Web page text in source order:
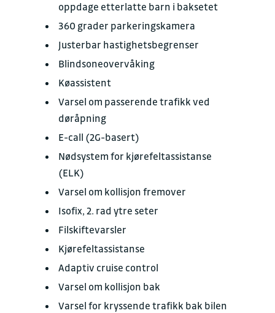
opp­da­ge etter­lat­te barn i bak­setet
360 gra­der par­ke­rings­ka­me­ra
Juster­bar hastig­hets­be­gren­ser
Blind­sone­over­vå­king
Køas­sis­tent
Var­sel om pas­se­ren­de tra­fikk ved
døråpning
E-call (2G-ba­sert)
Nødsystem for kjøre­fel­tas­si­stan­se
(ELK)
Var­sel om kol­li­sjon frem­over
Iso­fix, 2. rad ytre seter
Fil­skifte­vars­ler
Kjøre­fel­tas­si­stan­se
Adap­tiv crui­se con­trol
Var­sel om kol­li­sjon bak
Var­sel for krys­sen­de tra­fikk bak bi­len